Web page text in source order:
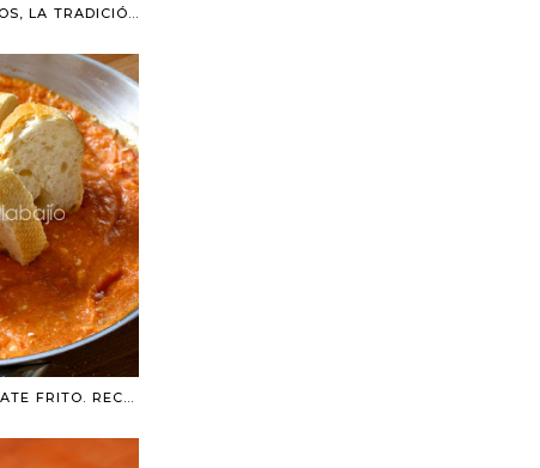
ESPÁRRAGOS ESPARRAGADOS, LA TRADICIÓN SIEMPRE TRIUNFA. RECETA
REVUELTO DE HUEVO Y TOMATE FRITO. RECETA TRADICIONAL